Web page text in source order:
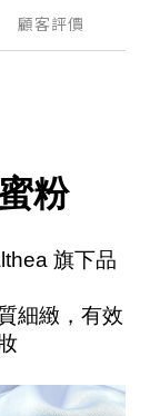
顧客評價
粉
旗下品
細緻，有效